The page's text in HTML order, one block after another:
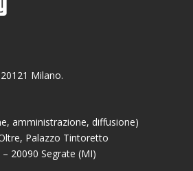
Milano.
amministrazione, diffusione)
Palazzo Tintoretto
20090 Segrate (MI)